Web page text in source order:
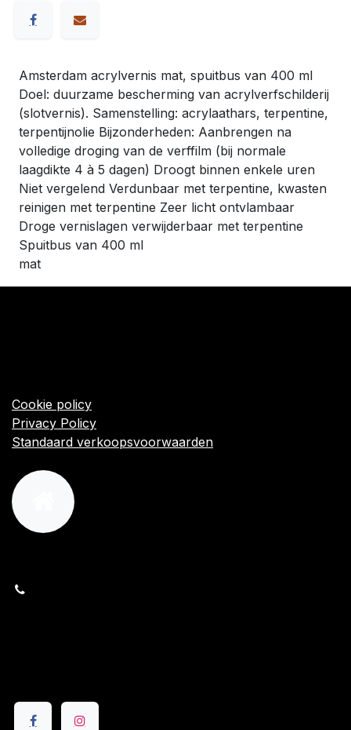
Amsterdam acrylvernis mat, spuitbus van 400 ml
Doel: duurzame bescherming van acrylverfschilderij
(slotvernis). Samenstelling: acrylaathars, terpentine,
terpentijnolie Bijzonderheden: Aanbrengen na
volledige droging van de verffilm (bij normale
laagdikte 4 à 5 dagen) Droogt binnen enkele uren
Niet vergelend Verdunbaar met terpentine, kwasten
reinigen met terpentine Zeer licht ontvlambaar
Droge vernislagen verwijderbaar met terpentine
Spuitbus van 400 ml
mat
Cookie policy
Privacy Policy
Standaard verkoopsvoorwaarden